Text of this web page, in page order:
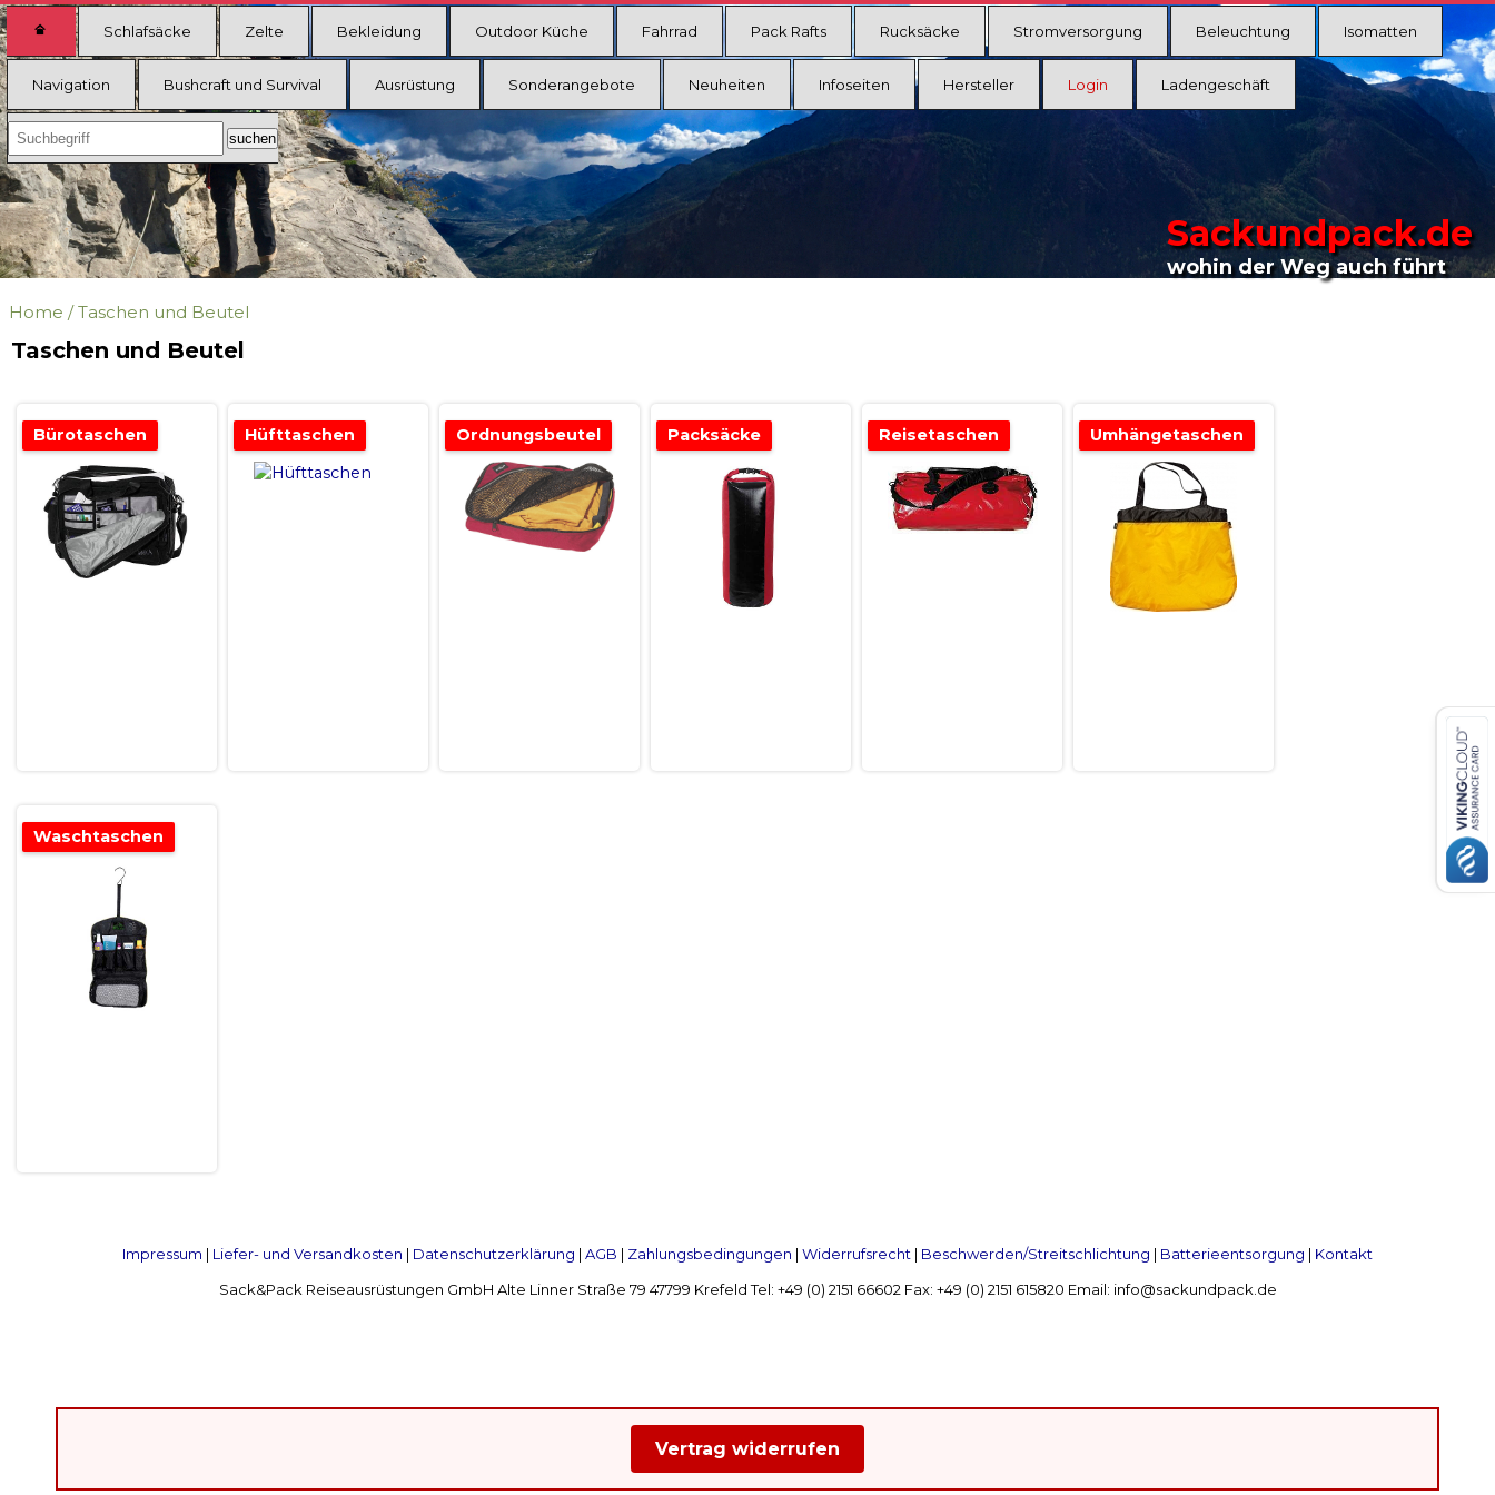
Schlafsäcke Zelte Bekleidung Outdoor Küche Fahrrad Pack Rafts Rucksäcke Stromversorgung Beleuchtung Isomatten
Navigation Bushcraft und Survival Ausrüstung Sonderangebote Neuheiten Infoseiten Hersteller Login Ladengeschäft
Sackundpack.de
wohin der Weg auch führt
Home /Taschen und Beutel
Taschen und Beutel
Bürotaschen Hüfttaschen Ordnungsbeutel Packsäcke Reisetaschen Umhängetaschen
Waschtaschen
Impressum | Liefer- und Versandkosten | Datenschutzerklärung | AGB | Zahlungsbedingungen | Widerrufsrecht | Beschwerden/Streitschlichtung | Batterieentsorgung | Kontakt
Sack&Pack Reiseausrüstungen GmbH Alte Linner Straße 79 47799 Krefeld Tel: +49 (0) 2151 66602 Fax: +49 (0) 2151 615820 Email: info@sackundpack.de
Vertrag widerrufen